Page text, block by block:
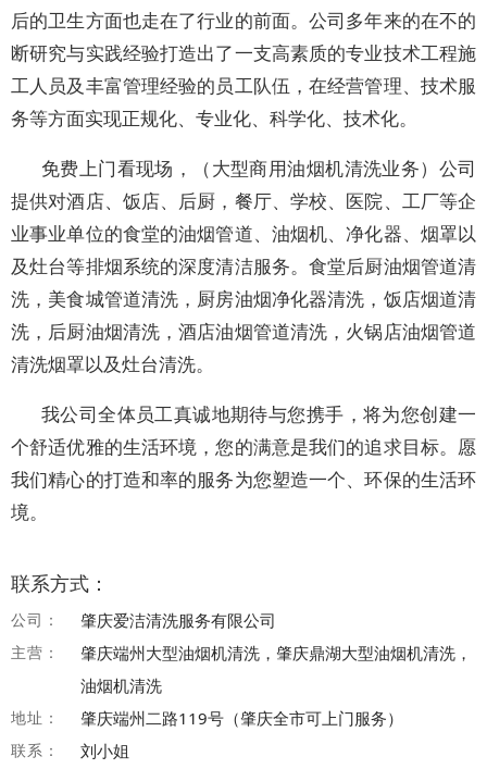
后的卫生方面也走在了行业的前面。公司多年来的在不的
断研究与实践经验打造出了一支高素质的专业技术工程施
工人员及丰富管理经验的员工队伍，在经营管理、技术服
务等方面实现正规化、专业化、科学化、技术化。
免费上门看现场，（大型商用油烟机清洗业务）公司
提供对酒店、饭店、后厨，餐厅、学校、医院、工厂等企
业事业单位的食堂的油烟管道、油烟机、净化器、烟罩以
及灶台等排烟系统的深度清洁服务。食堂后厨油烟管道清
洗，美食城管道清洗，厨房油烟净化器清洗，饭店烟道清
洗，后厨油烟清洗，酒店油烟管道清洗，火锅店油烟管道
清洗烟罩以及灶台清洗。
我公司全体员工真诚地期待与您携手，将为您创建一
个舒适优雅的生活环境，您的满意是我们的追求目标。愿
我们精心的打造和率的服务为您塑造一个、环保的生活环
境。
联系方式：
公司： 肇庆爱洁清洗服务有限公司
主营：
肇庆端州大型油烟机清洗，肇庆鼎湖大型油烟机清洗，
油烟机清洗
地址： 肇庆端州二路119号（肇庆全市可上门服务）
联系： 刘小姐